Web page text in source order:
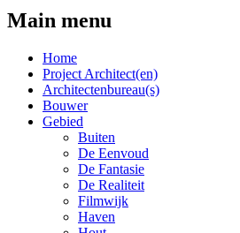
Main menu
Home
Project Architect(en)
Architectenbureau(s)
Bouwer
Gebied
Buiten
De Eenvoud
De Fantasie
De Realiteit
Filmwijk
Haven